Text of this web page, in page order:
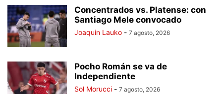
Concentrados vs. Platense: con
Santiago Mele convocado
Joaquin Lauko - 7 agosto, 2026
Pocho Román se va de
Independiente
Sol Morucci - 7 agosto, 2026